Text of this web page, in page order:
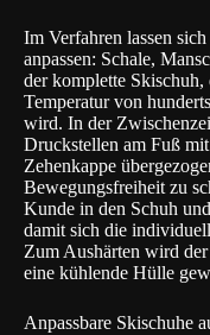
Im Verfahren lassen
anpassen: Schale,
der komplette
Temperatur von
wird. In der
Druckstellen am Fuß
Zehenkappe
Bewegungsfreiheit zu
Kunde in den Schuh
damit sich die
Zum Aushärten wird
eine kühlende Hülle
Anpassbare Skischuhe